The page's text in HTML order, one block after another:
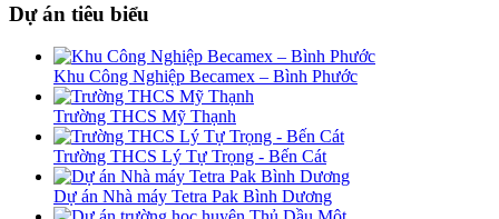
Dự án tiêu biểu
Khu Công Nghiệp Becamex – Bình Phước
Trường THCS Mỹ Thạnh
Trường THCS Lý Tự Trọng - Bến Cát
Dự án Nhà máy Tetra Pak Bình Dương